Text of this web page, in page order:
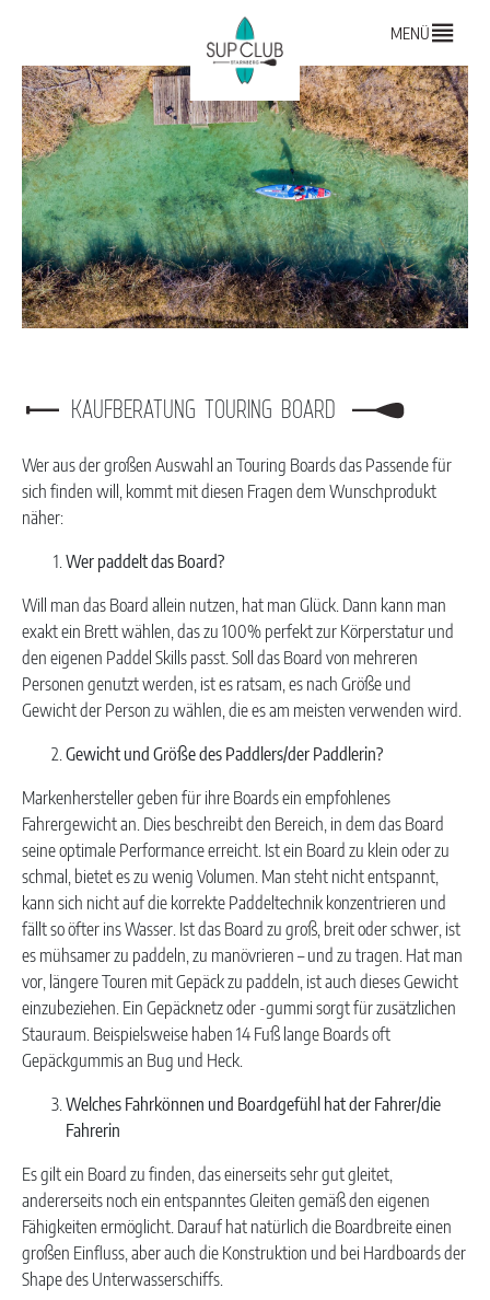
MENÜ
KAUFBERATUNG TOURING BOARD
Wer aus der großen Auswahl an Touring Boards das Passende für
sich finden will, kommt mit diesen Fragen dem Wunschprodukt
näher:
Wer paddelt das Board?
Will man das Board allein nutzen, hat man Glück. Dann kann man
exakt ein Brett wählen, das zu 100% perfekt zur Körperstatur und
den eigenen Paddel Skills passt. Soll das Board von mehreren
Personen genutzt werden, ist es ratsam, es nach Größe und
Gewicht der Person zu wählen, die es am meisten verwenden wird.
Gewicht und Größe des Paddlers/der Paddlerin?
Markenhersteller geben für ihre Boards ein empfohlenes
Fahrergewicht an. Dies beschreibt den Bereich, in dem das Board
seine optimale Performance erreicht. Ist ein Board zu klein oder zu
schmal, bietet es zu wenig Volumen. Man steht nicht entspannt,
kann sich nicht auf die korrekte Paddeltechnik konzentrieren und
fällt so öfter ins Wasser. Ist das Board zu groß, breit oder schwer, ist
es mühsamer zu paddeln, zu manövrieren – und zu tragen. Hat man
vor, längere Touren mit Gepäck zu paddeln, ist auch dieses Gewicht
einzubeziehen. Ein Gepäcknetz oder -gummi sorgt für zusätzlichen
Stauraum. Beispielsweise haben 14 Fuß lange Boards oft
Gepäckgummis an Bug und Heck.
Welches Fahrkönnen und Boardgefühl hat der Fahrer/die
Fahrerin
Es gilt ein Board zu finden, das einerseits sehr gut gleitet,
andererseits noch ein entspanntes Gleiten gemäß den eigenen
Fähigkeiten ermöglicht. Darauf hat natürlich die Boardbreite einen
großen Einfluss, aber auch die Konstruktion und bei Hardboards der
Shape des Unterwasserschiffs.